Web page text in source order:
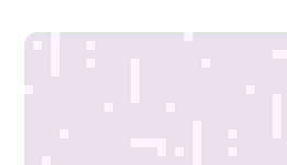
compañías